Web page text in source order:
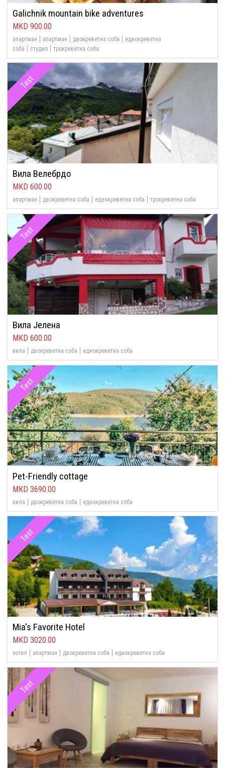
Galichnik mountain bike adventures
900.00
апартман апартман двокреветна соба
еднокреветна
соба
студио трокреветна соба
Test
Вила Велебрдо
600.00
апартман двокреветна соба еднокреветна соба трокреветна соба
Test
Вила Јелена
600.00
вила двокреветна соба еднокреветна соба
Test
Pet-Friendly cottage
3690.00
вила двокреветна соба еднокреветна соба
Test
Mia's Favorite Hotel
3020.00
хотел апартман двокреветна соба еднокреветна соба
Test